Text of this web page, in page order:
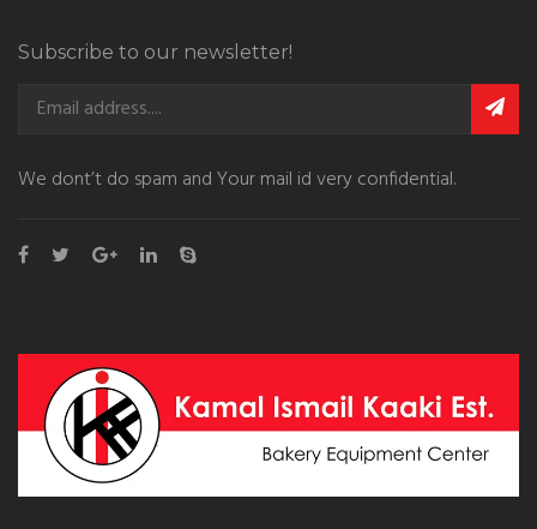
Subscribe to our newsletter!
We dont’t do spam and Your mail id very confidential.